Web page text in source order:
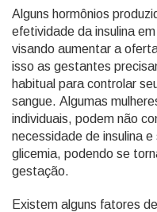
Alguns hormônios
efetividade da insulina
visando aumentar a
isso as gestantes
habitual para controlar
sangue. Algumas
individuais, podem não
necessidade de insulina
glicemia, podendo se
gestação.
Existem alguns fatores